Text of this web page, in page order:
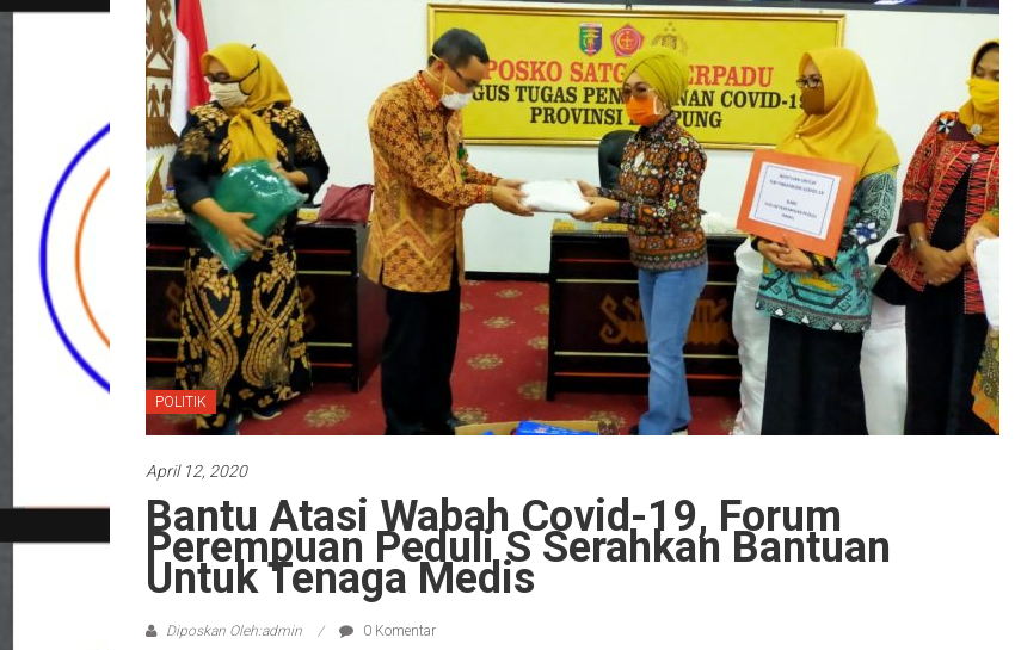
POLITIK
April 12, 2020
Bantu Atasi Wabah Covid-19, Forum
Perempuan Peduli S Serahkan Bantuan
Untuk Tenaga Medis
Diposkan Oleh:admin 0 Komentar